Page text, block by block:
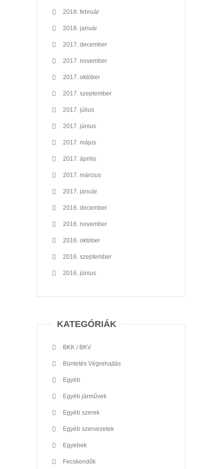
2018. február
2018. január
2017. december
2017. november
2017. október
2017. szeptember
2017. július
2017. június
2017. május
2017. április
2017. március
2017. január
2016. december
2016. november
2016. október
2016. szeptember
2016. június
KATEGÓRIÁK
BKK / BKV
Büntetés Végrehajtás
Egyéb
Egyéb járművek
Egyéb szerek
Egyéb szervezetek
Egyebek
Fecskendők